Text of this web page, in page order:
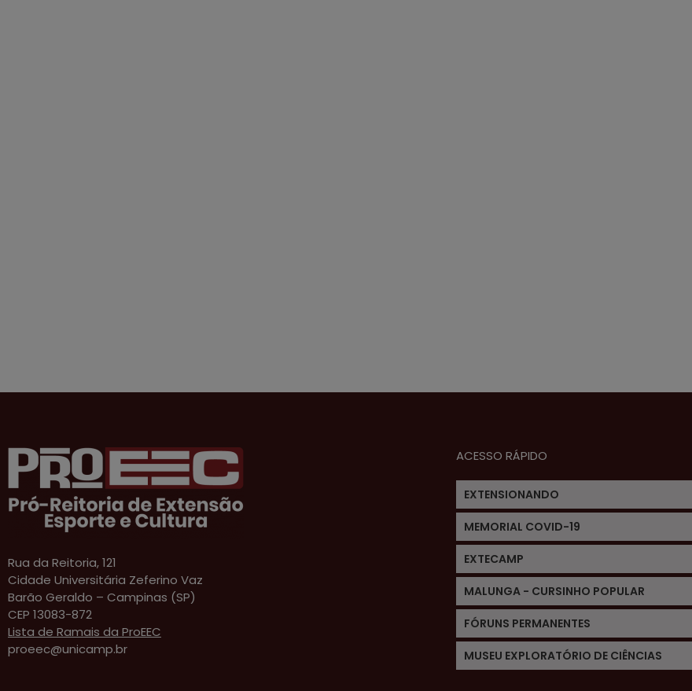
Rua da Reitoria, 121
Cidade Universitária Zeferino Vaz
Barão Geraldo – Campinas (SP)
CEP 13083-872
Lista de Ramais da ProEEC
proeec@unicamp.br
ACESSO RÁPIDO
EXTENSIONANDO
MEMORIAL COVID-19
EXTECAMP
MALUNGA - CURSINHO POPULAR
FÓRUNS PERMANENTES
MUSEU EXPLORATÓRIO DE CIÊNCIAS